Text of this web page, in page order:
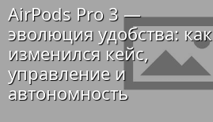
AirPods Pro 3 —
эволюция удобства: как
изменился кейс,
управление и
автономность